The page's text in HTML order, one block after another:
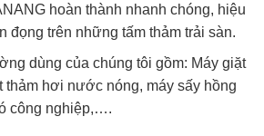
hoàn thành nhanh chóng, hiệu
đọng trên những tấm thảm trải sàn.
dùng của chúng tôi gồm: Máy giặt
thảm hơi nước nóng, máy sấy hồng
công nghiệp,….